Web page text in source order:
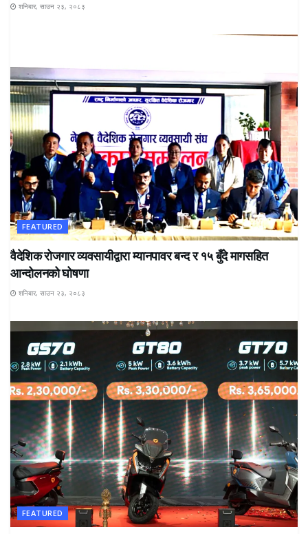
शनिबार, साउन २३, २०८३
FEATURED
वैदेशिक रोजगार व्यवसायीद्वारा म्यानपावर बन्द र १५ बुँदे मागसहित
आन्दोलनको घोषणा
शनिबार, साउन २३, २०८३
FEATURED